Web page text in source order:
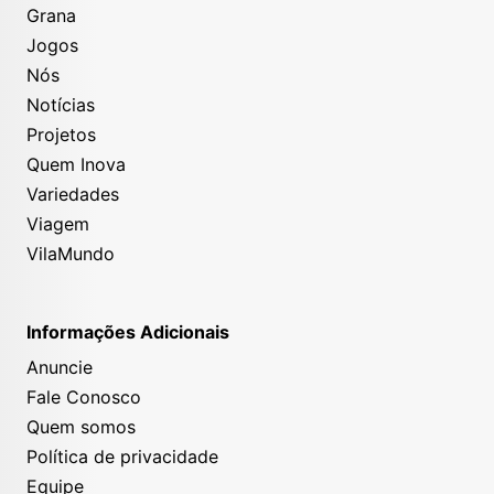
Grana
Jogos
Nós
Notícias
Projetos
Quem Inova
Variedades
Viagem
VilaMundo
Informações Adicionais
Anuncie
Fale Conosco
Quem somos
Política de privacidade
Equipe